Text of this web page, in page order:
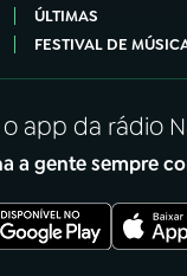
ÚLTIMAS
FESTIVAL DE
o app da rádio
a gente sempre